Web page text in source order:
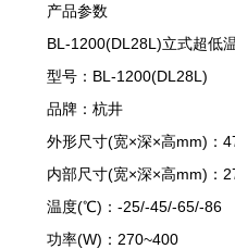
产品参数
BL-1200(DL28L)立式超低
型号：BL-1200(DL28L)
品牌：杭井
外形尺寸(宽×深×高mm)：
内部尺寸(宽×深×高mm)：
温度(℃)：-25/-45/-65/-86
功率(W)：270~400